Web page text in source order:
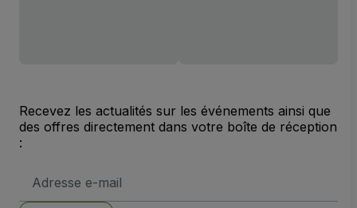
Recevez les actualités sur les événements ainsi que
des offres directement dans votre boîte de réception
:
e-